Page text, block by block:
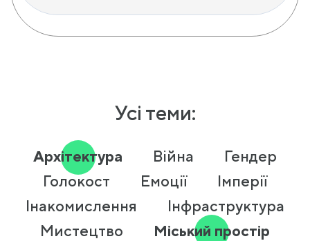
Усі теми:
Архітектура Війна
Гендер
Голокост
Емоції
Імперії
Інакомислення
Інфраструктура
Мистецтво
Міський простір